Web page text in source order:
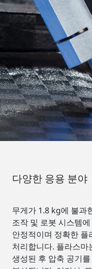
다양한 응용 분야
무게가 1.8 kg에 불과
조작 및 로봇 시스템
안정적이며 정확한 플
처리합니다. 플라스마
생성된 후 압축 공기